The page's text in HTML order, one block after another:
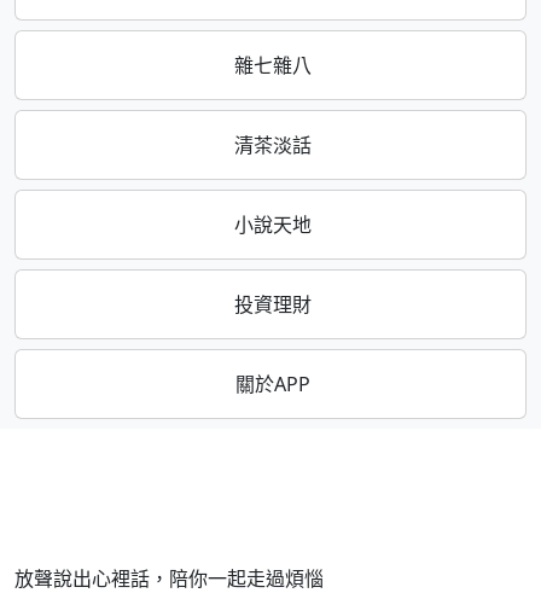
雜七雜八
清茶淡話
小說天地
投資理財
關於APP
放聲說出心裡話，陪你一起走過煩惱